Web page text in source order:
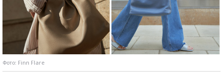
Фото: Finn Flare